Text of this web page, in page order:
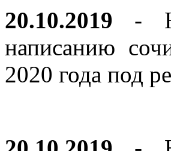
20.10.2019 -
написанию
2020 года под